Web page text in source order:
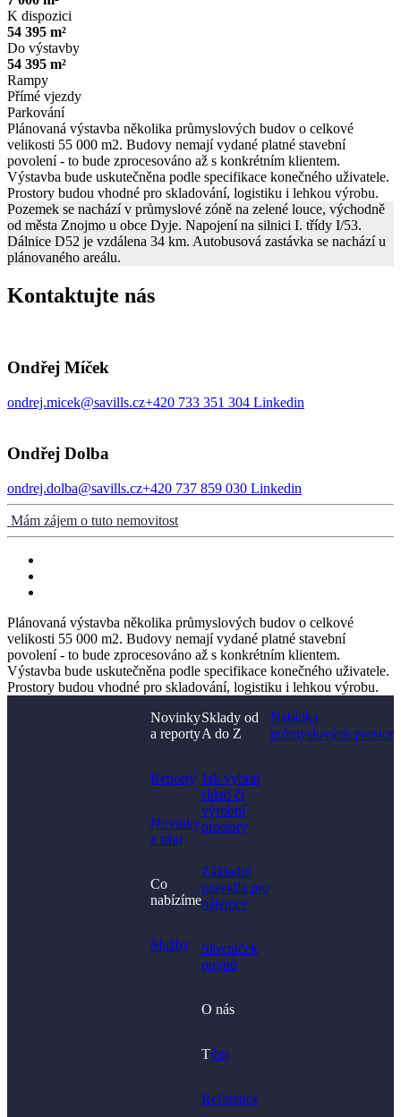
K dispozici
54 395 m²
Do výstavby
54 395 m²
Rampy
Přímé vjezdy
Parkování
Plánovaná výstavba několika průmyslových budov o celkové
velikosti 55 000 m2. Budovy nemají vydané platné stavební
povolení - to bude zprocesováno až s konkrétním klientem.
Výstavba bude uskutečněna podle specifikace konečného uživatele.
Prostory budou vhodné pro skladování, logistiku i lehkou výrobu.
Pozemek se nachází v průmyslové zóně na zelené louce, východně
od města Znojmo u obce Dyje. Napojení na silnici I. třídy I/53.
Dálnice D52 je vzdálena 34 km. Autobusová zastávka se nachází u
plánovaného areálu.
Kontaktujte nás
Ondřej Míček
ondrej.micek@savills.cz+420 733 351 304 Linkedin
Ondřej Dolba
ondrej.dolba@savills.cz+420 737 859 030 Linkedin
Mám zájem o tuto nemovitost
Plánovaná výstavba několika průmyslových budov o celkové
velikosti 55 000 m2. Budovy nemají vydané platné stavební
povolení - to bude zprocesováno až s konkrétním klientem.
Výstavba bude uskutečněna podle specifikace konečného uživatele.
Prostory budou vhodné pro skladování, logistiku i lehkou výrobu.
Novinky
a reporty
Reporty
Novinky
z trhu
Co
nabízíme
Služby
Sklady od
A do Z
Jak vybrat
sklad či
výrobní
prostory​
Základní
pravidla pro
nájemce
Slovníček
pojmů
O nás
Tým
Reference
Nabídka
průmyslových prostor